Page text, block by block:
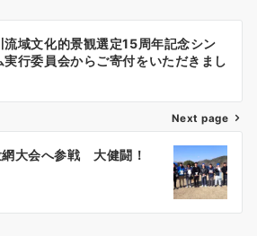
流域文化的景観選定15周年記念シン
実行委員会からご寄付をいただきまし
Next page
大会へ参戦 大健闘！